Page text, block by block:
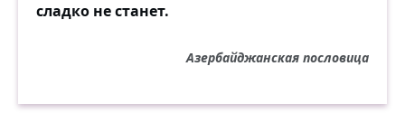
сладко не станет.
Азербайджанская пословица